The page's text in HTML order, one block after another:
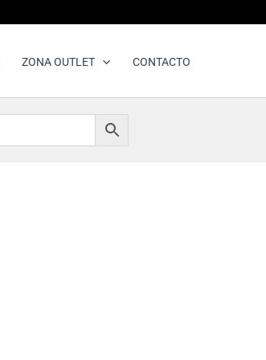
ZONA OUTLET CONTACTO